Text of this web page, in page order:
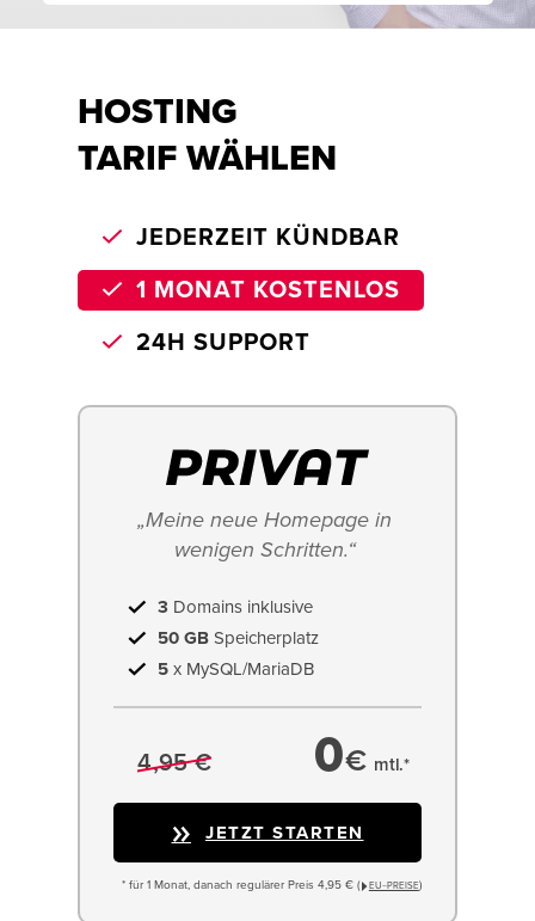
HOSTING
TARIF WÄHLEN
JEDERZEIT KÜNDBAR
1 MONAT KOSTENLOS
24H SUPPORT
„Meine neue Homepage in
wenigen Schritten.“
3 Domains inklusive
50 GB Speicherplatz
5 x MySQL/MariaDB
4,95 € 0€ mtl.*
JETZT STARTEN
* für 1 Monat, danach regulärer Preis 4,95 € ( EU−PREISE)